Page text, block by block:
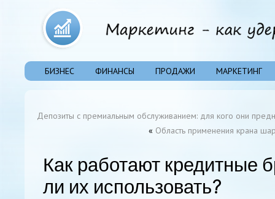
БИЗНЕС ФИНАНСЫ ПРОДАЖИ МАРКЕТИНГ
Депозиты с премиальным обслуживанием: для кого они
« Область применения крана
Как работают кредитные
ли их использовать?